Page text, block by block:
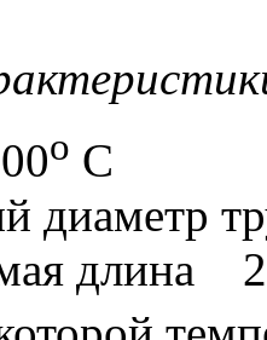
о С
диаметр
длина